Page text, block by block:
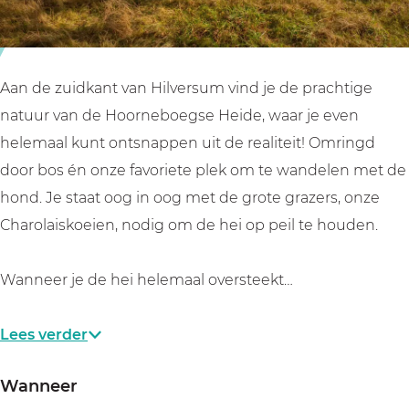
r
n
b
o
e
g
s
e
e
d
o
o
n
e
b
o
e
g
e
e
d
o
o
n
e
b
o
e
g
e
e
Aan de zuidkant van Hilversum vind je de prachtige
natuur van de Hoorneboegse Heide, waar je even
helemaal kunt ontsnappen uit de realiteit! Omringd
door bos én onze favoriete plek om te wandelen met de
hond. Je staat oog in oog met de grote grazers, onze
Charolaiskoeien, nodig om de hei op peil te houden.
Wanneer je de hei helemaal oversteekt…
Lees verder
Wanneer